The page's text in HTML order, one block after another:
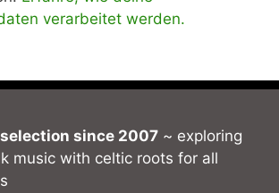
verarbeitet werden.
since 2007 ~ exploring
music with celtic roots for all